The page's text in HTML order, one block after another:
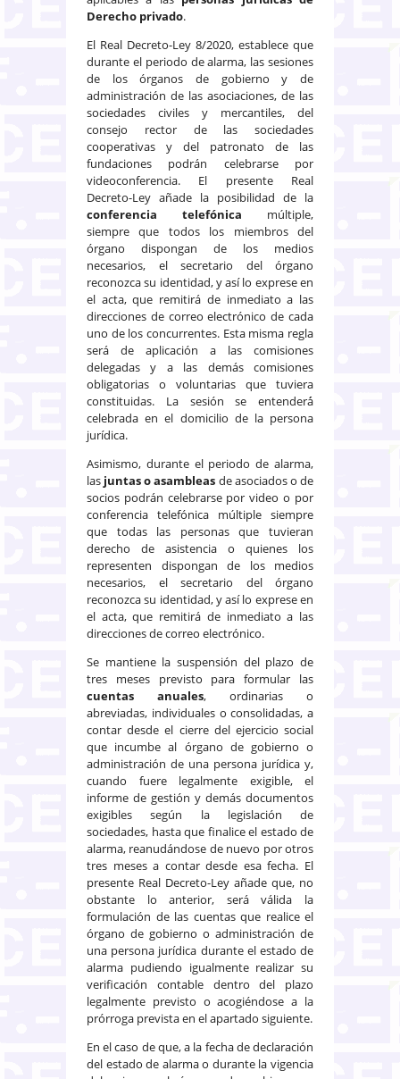
Derecho privado.
El Real Decreto-Ley 8/2020, establece que
durante el periodo de alarma, las sesiones
de los órganos de gobierno y de
administración de las asociaciones, de las
sociedades civiles y mercantiles, del
consejo rector de las sociedades
cooperativas y del patronato de las
fundaciones podrán celebrarse por
videoconferencia. El presente Real
Decreto-Ley añade la posibilidad de la
conferencia telefónica múltiple,
siempre que todos los miembros del
órgano dispongan de los medios
necesarios, el secretario del órgano
reconozca su identidad, y así lo exprese en
el acta, que remitirá de inmediato a las
direcciones de correo electrónico de cada
uno de los concurrentes. Esta misma regla
será de aplicación a las comisiones
delegadas y a las demás comisiones
obligatorias o voluntarias que tuviera
constituidas. La sesión se entenderá́
celebrada en el domicilio de la persona
jurídica.
Asimismo, durante el periodo de alarma,
las juntas o asambleas de asociados o de
socios podrán celebrarse por video o por
conferencia telefónica múltiple siempre
que todas las personas que tuvieran
derecho de asistencia o quienes los
representen dispongan de los medios
necesarios, el secretario del órgano
reconozca su identidad, y así lo exprese en
el acta, que remitirá de inmediato a las
direcciones de correo electrónico.
Se mantiene la suspensión del plazo de
tres meses previsto para formular las
cuentas anuales, ordinarias o
abreviadas, individuales o consolidadas, a
contar desde el cierre del ejercicio social
que incumbe al órgano de gobierno o
administración de una persona jurídica y,
cuando fuere legalmente exigible, el
informe de gestión y demás documentos
exigibles según la legislación de
sociedades, hasta que finalice el estado de
alarma, reanudándose de nuevo por otros
tres meses a contar desde esa fecha. El
presente Real Decreto-Ley añade que, no
obstante lo anterior, será válida la
formulación de las cuentas que realice el
órgano de gobierno o administración de
una persona jurídica durante el estado de
alarma pudiendo igualmente realizar su
verificación contable dentro del plazo
legalmente previsto o acogiéndose a la
prórroga prevista en el apartado siguiente.
En el caso de que, a la fecha de declaración
del estado de alarma o durante la vigencia